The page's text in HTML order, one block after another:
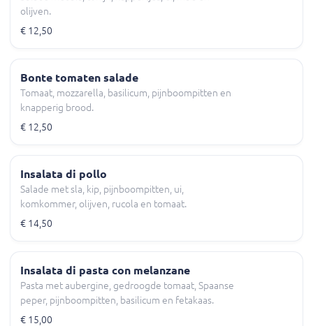
olijven.
€ 12,50
Bonte tomaten salade
Tomaat, mozzarella, basilicum, pijnboompitten en
knapperig brood.
€ 12,50
Insalata di pollo
Salade met sla, kip, pijnboompitten, ui,
komkommer, olijven, rucola en tomaat.
€ 14,50
Insalata di pasta con melanzane
Pasta met aubergine, gedroogde tomaat, Spaanse
peper, pijnboompitten, basilicum en fetakaas.
€ 15,00